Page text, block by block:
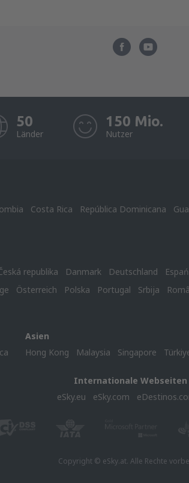
50
Länder
150 Mio.
Nutzer
Costa Rica República Dominicana
republika Danmark Deutschland
Österreich Polska Portugal Srbija
Asien
Hong Kong
Malaysia Singapore
Internationale Webseiten
eSky.eu
eSky.com
Copyright © eSky.at. Alle Rechte